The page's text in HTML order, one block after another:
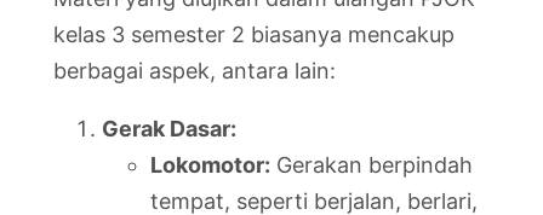
kelas 3 semester 2 biasanya mencakup
berbagai aspek, antara lain:
Gerak Dasar:
Lokomotor: Gerakan berpindah
tempat, seperti berjalan, berlari,